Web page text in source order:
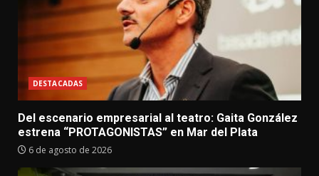
DESTACADAS
Del escenario empresarial al teatro: Gaita González
estrena “PROTAGONISTAS” en Mar del Plata
6 de agosto de 2026